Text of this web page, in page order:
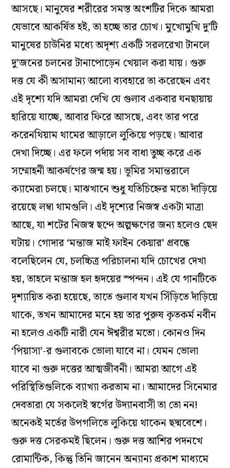
আসছে। মানুষের শরীরের সমস্ত অংশটির দিকে আমরা
যেভাবে আকর্ষিত হই, তা হচ্ছে তার চোখ। মুখোমুখি দু’টি
মানুষের চাউনির মধ‌্যে অদৃশ‌্য একটি সরলরেখা টানলে
দু’জনের চলনের টানাপোড়েন খেয়াল করা যায়। গুরু
দত্ত যে কী অসামান‌্য আলো ব‌্যবহারে তা করেছেন এবং
এই দৃশ‌্যে যদি আমরা দেখি যে গুলাব একবার ঘনছায়ায়
হারিয়ে যাচ্ছে, আবার ফিরে আসছে, এবং তার পরে
করেনথিয়াম থামের আড়ালে লুকিয়ে পড়ছে। আবার
দেখা দিচ্ছে। এর ফলে পর্দায় সব বাধা তুচ্ছ করে এক
সম্মোহনী আকর্ষণের জন্ম হয়। ভূমির সমান্তরালে
ক‌্যামেরা চলছে। মাঝখানে শুধু যতিচিহ্নের মতো দাঁড়িয়ে
রয়েছে লম্বা থামগুলি। এই দৃশ‌্যের নিজস্ব একটা মাত্রা
আছে, যা শটের নিজস্ব ছন্দে অল্পক্ষণের জন‌্য হলেও ছেদ
ঘটায়। গোদার ‘মন্তাজ মাই ফাইন কেয়ার’ প্রবন্ধে
বলেছিলেন যে, চলচ্চিত্র পরিচালনা যদি চোখের দেখা
হয়, তাহলে মন্তাজ হল হৃদয়ের স্পন্দন। এই যে গানটিকে
দৃশ্যায়িত করা হয়েছে, তাতে গুলাব যখন সিঁড়িতে দাঁড়িয়ে
থাকে, তখন আমাদের মনে হয় তার পুরুষ কৃতকর্ম নবীন
না হলেও একটি নারী যেন ঈশ্বরীর মতো। কোনও দিন
‘পিয়াসা’-র গুলাবকে ভোলা যাবে না। যেমন ভোলা
যাবে না গুরু দত্তের আত্মজীবনী। আমরা আগে এই
পরিস্থিতিগুলিকে ব‌্যাখ‌্যা করতাম না। আমাদের সিনেমার
দেবতারা যে সকলেই স্বর্গের উদ‌্যানবাসী তা তো নন!
অনেকই মর্তের উপগলিতে লুকিয়ে থাকেন ছদ্মবেশে।
গুরু দত্ত সেরকমই ছিলেন। গুরু দত্ত আশির পদনখে
রোমান্টিক, কিন্তু তিনি জানেন অন‌্যান‌্য প্রকাশ মাধ‌্যমে